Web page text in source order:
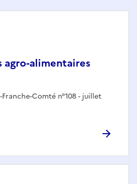
agro-alimentaires
Comté n°108 - juillet